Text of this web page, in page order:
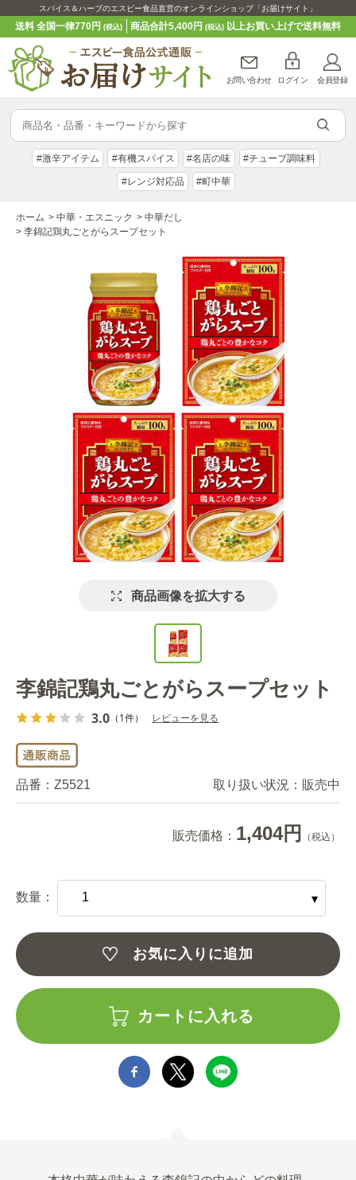
スパイス＆ハーブのエスビー食品直営のオンラインショップ「お届けサイト」
送料 全国一律770円(税込) 商品合計5,400円 (税込)以上お買い上げで送料無料
お問い合わせ ログイン 会員登録
#激辛アイテム #有機スパイス #名店の味 #チューブ調味料
#レンジ対応品 #町中華
ホーム > 中華・エスニック > 中華だし
> 李錦記鶏丸ごとがらスープセット
商品画像を拡大する
李錦記鶏丸ごとがらスープセット
3.0 （1件） レビューを見る
品番： Z5521 取り扱い状況： 販売中
販売価格： 1,404円 （税込）
数量：
お気に入りに追加
カートに入れる